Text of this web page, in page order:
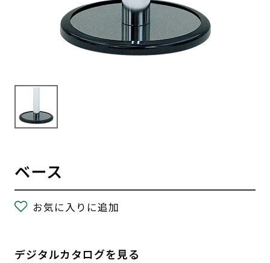
ベース
お気に入りに追加
デジタルカタログを見る